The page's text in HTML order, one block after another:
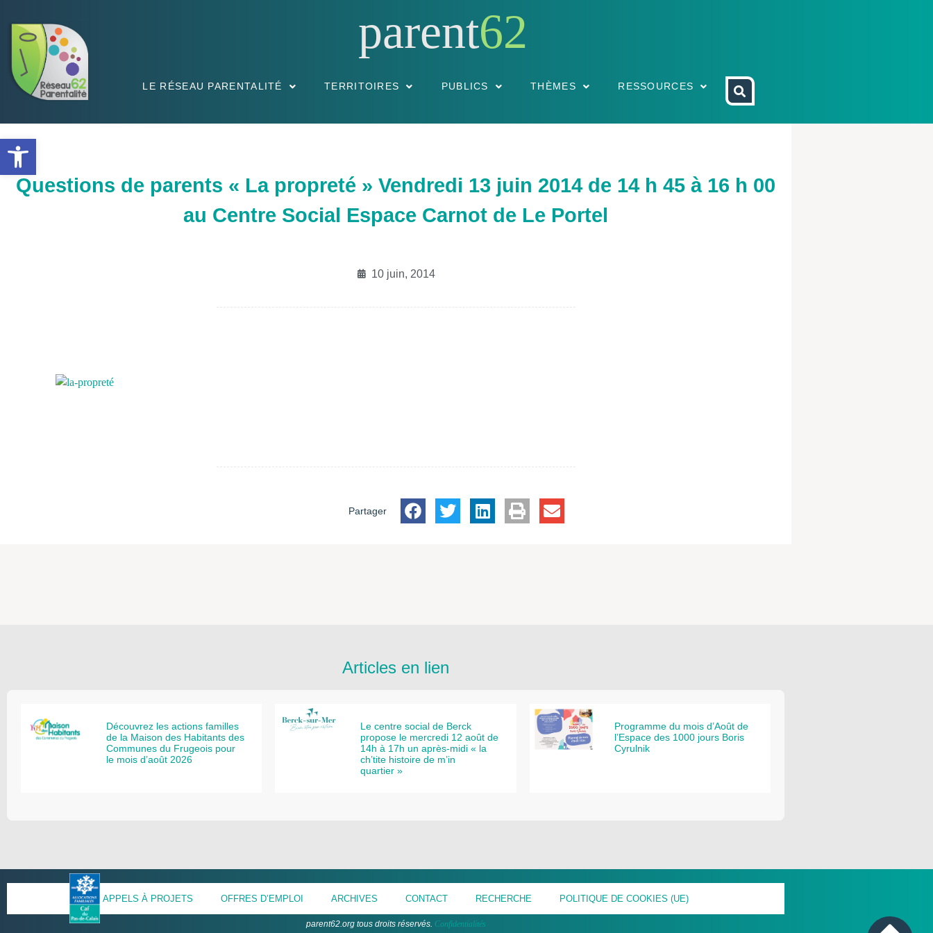
Ouvrir la barre d’outils
parent62
LE RÉSEAU PARENTALITÉ TERRITOIRES PUBLICS THÈMES RESSOURCES
Questions de parents « La propreté » Vendredi 13 juin 2014 de 14 h 45 à 16 h 00
au Centre Social Espace Carnot de Le Portel
10 juin, 2014
Partager
Articles en lien
Découvrez les actions familles
de la Maison des Habitants des
Communes du Frugeois pour
le mois d’août 2026
Le centre social de Berck
propose le mercredi 12 août de
14h à 17h un après-midi « la
ch’tite histoire de m’in
quartier »
Programme du mois d’Août de
l’Espace des 1000 jours Boris
Cyrulnik
APPELS À PROJETS OFFRES D’EMPLOI ARCHIVES CONTACT RECHERCHE POLITIQUE DE COOKIES (UE)
parent62.org tous droits réservés. Confidentialités